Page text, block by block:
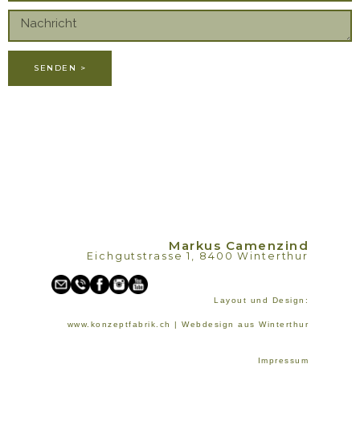
SENDEN >
Markus Camenzind
Eichgutstrasse 1, 8400 Winterthur
Layout und Design:
www.konzeptfabrik.ch | Webdesign aus Winterthur
Impressum